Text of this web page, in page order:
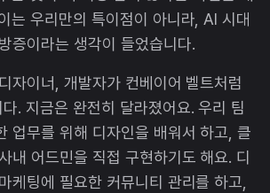
는 우리만의 특이점이 아니라, AI 시대
증이라는 생각이 들었습니다.
자이너, 개발자가 컨베이어 벨트처럼
. 지금은 완전히 달라졌어요. 우리 팀
업무를 위해 디자인을 배워서 하고, 클
내 어드민을 직접 구현하기도 해요. 디
케팅에 필요한 커뮤니티 관리를 하고,